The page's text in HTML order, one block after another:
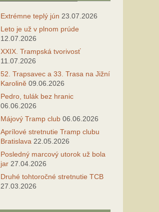
Extrémne teplý jún 23.07.2026
Leto je už v plnom prúde
12.07.2026
XXIX. Trampská tvorivosť
11.07.2026
52. Trapsavec a 33. Trasa na Jižní
Karolině 09.06.2026
Pedro, tulák bez hranic
06.06.2026
Májový Tramp club 06.06.2026
Aprílové stretnutie Tramp clubu
Bratislava 22.05.2026
Posledný marcový utorok už bola
jar 27.04.2026
Druhé tohtoročné stretnutie TCB
27.03.2026